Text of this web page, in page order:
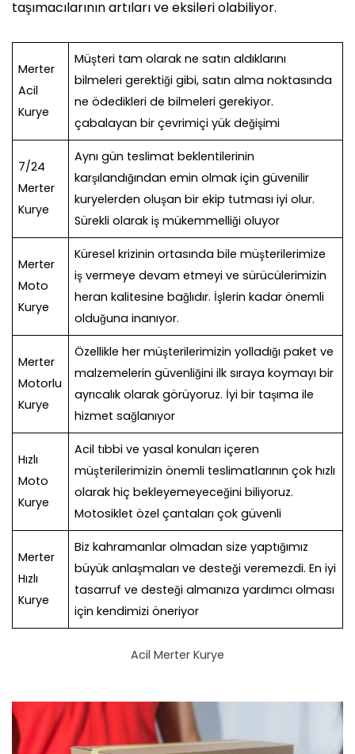
taşımacılarının artıları ve eksileri olabiliyor.
Merter
Acil
Kurye
Müşteri tam olarak ne satın aldıklarını
bilmeleri gerektiği gibi, satın alma noktasında
ne ödedikleri de bilmeleri gerekiyor.
çabalayan bir çevrimiçi yük değişimi
7/24
Merter
Kurye
Aynı gün teslimat beklentilerinin
karşılandığından emin olmak için güvenilir
kuryelerden oluşan bir ekip tutması iyi olur.
Sürekli olarak iş mükemmelliği oluyor
Merter
Moto
Kurye
Küresel krizinin ortasında bile müşterilerimize
iş vermeye devam etmeyi ve sürücülerimizin
heran kalitesine bağlıdır. İşlerin kadar önemli
olduğuna inanıyor.
Merter
Motorlu
Kurye
Özellikle her müşterilerimizin yolladığı paket ve
malzemelerin güvenliğini ilk sıraya koymayı bir
ayrıcalık olarak görüyoruz. İyi bir taşıma ile
hizmet sağlanıyor
Hızlı
Moto
Kurye
Acil tıbbi ve yasal konuları içeren
müşterilerimizin önemli teslimatlarının çok hızlı
olarak hiç bekleyemeyeceğini biliyoruz.
Motosiklet özel çantaları çok güvenli
Merter
Hızlı
Kurye
Biz kahramanlar olmadan size yaptığımız
büyük anlaşmaları ve desteği veremezdi. En iyi
tasarruf ve desteği almanıza yardımcı olması
için kendimizi öneriyor
Acil Merter Kurye